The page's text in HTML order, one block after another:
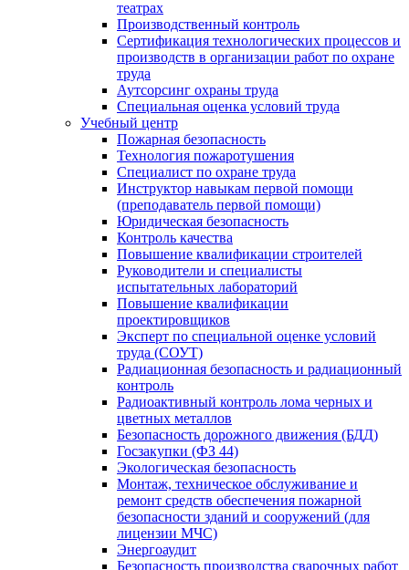
театрах
Производственный контроль
Сертификация технологических процессов и
производств в организации работ по охране
труда
Аутсорсинг охраны труда
Специальная оценка условий труда
Учебный центр
Пожарная безопасность
Технология пожаротушения
Специалист по охране труда
Инструктор навыкам первой помощи
(преподаватель первой помощи)
Юридическая безопасность
Контроль качества
Повышение квалификации строителей
Руководители и специалисты
испытательных лабораторий
Повышение квалификации
проектировщиков
Эксперт по специальной оценке условий
труда (СОУТ)
Радиационная безопасность и радиационный
контроль
Радиоактивный контроль лома черных и
цветных металлов
Безопасность дорожного движения (БДД)
Госзакупки (ФЗ 44)
Экологическая безопасность
Монтаж, техническое обслуживание и
ремонт средств обеспечения пожарной
безопасности зданий и сооружений (для
лицензии МЧС)
Энергоаудит
Безопасность производства сварочных работ